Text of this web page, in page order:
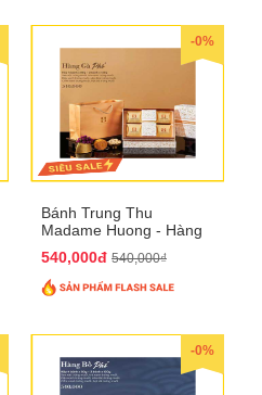
-0%
Bánh Trung Thu
Madame Huong - Hàng
540,000đ 540,000₫
-0%